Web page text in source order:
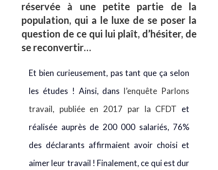
réservée à une petite partie de la
population, qui a le luxe de se poser la
question de ce qui lui plaît, d’hésiter, de
se reconvertir…
Et bien curieusement, pas tant que ça selon
les études ! Ainsi, dans l’enquête Parlons
travail, publiée en 2017 par la CFDT et
réalisée auprès de 200 000 salariés, 76%
des déclarants affirmaient avoir choisi et
aimer leur travail ! Finalement, ce qui est dur